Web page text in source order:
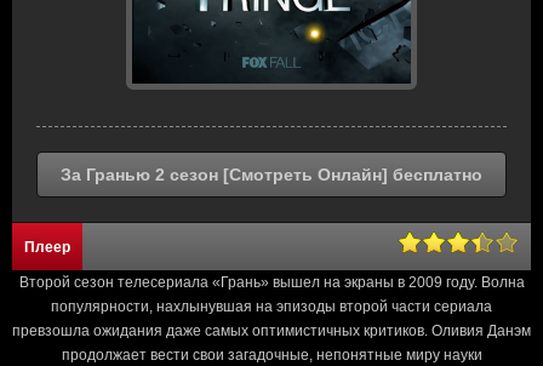
За Гранью 2 сезон [Смотреть Онлайн] бесплатно
Плеер
Второй сезон телесериала «Грань» вышел на экраны в 2009 году. Волна
популярности, нахлынувшая на эпизоды второй части сериала
превзошла ожидания даже самых оптимистичных критиков. Оливия Данэм
продолжает вести свои загадочные, непонятные миру науки